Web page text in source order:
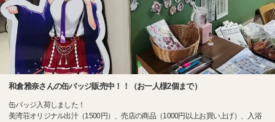
和倉雅奈さんの缶バッジ販売中！！（お一人様2個まで）
缶バッジ入荷しました！
美湾荘オリジナル出汁（1500円）、売店の商品（1000円以上お買い上げ）、入浴